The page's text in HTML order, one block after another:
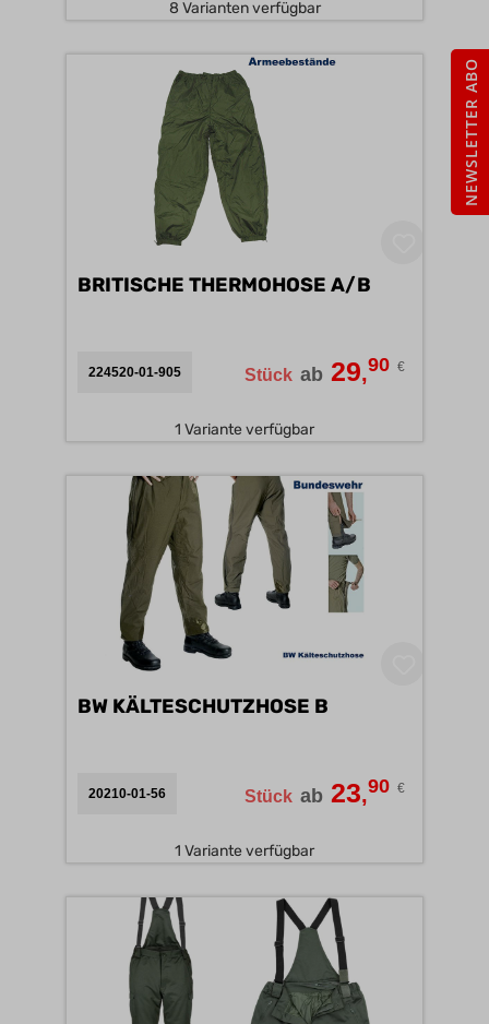
8 Varianten verfügbar
BRITISCHE THERMOHOSE A/B
224520-01-905 Stück ab 29,90 €
1 Variante verfügbar
BW KÄLTESCHUTZHOSE B
20210-01-56 Stück ab 23,90 €
1 Variante verfügbar
NEWSLETTER ABO